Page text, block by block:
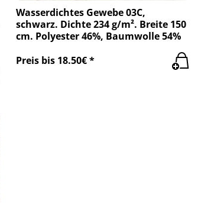
Wasserdichtes Gewebe 03C,
schwarz. Dichte 234 g/m². Breite 150
cm. Polyester 46%, Baumwolle 54%
Preis bis 18.50€ *